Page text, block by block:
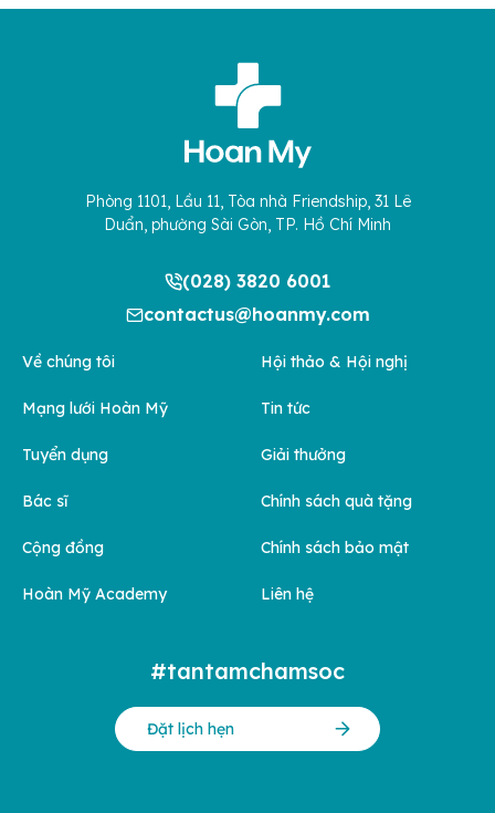
Phòng 1101, Lầu 11, Tòa nhà Friendship, 31 Lê
Duẩn, phường Sài Gòn, TP. Hồ Chí Minh
(028) 3820 6001
contactus@hoanmy.com
Về chúng tôi
Mạng lưới Hoàn Mỹ
Tuyển dụng
Bác sĩ
Cộng đồng
Hoàn Mỹ Academy
Hội thảo & Hội nghị
Tin tức
Giải thưởng
Chính sách quà tặng
Chính sách bảo mật
Liên hệ
#tantamchamsoc
Đặt lịch hẹn